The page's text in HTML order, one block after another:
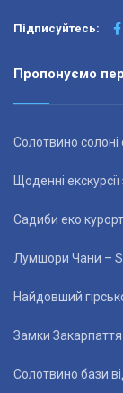
Підписуйтесь:
Пропонуємо
Солотвино солоні
Щоденні
Садиби еко
Лумшори Чани –
Найдовший
Замки
Солотвино бази